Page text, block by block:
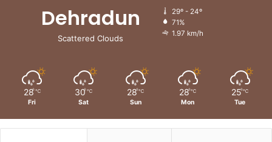
Dehradun
Scattered Clouds
29º - 24º
71%
1.97 km/h
28 ℃
Fri
30 ℃
Sat
28 ℃
Sun
28 ℃
Mon
25 ℃
Tue